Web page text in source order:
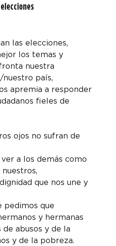
las elecciones,
los temas y
nuestra
país,
apremia a responder
fieles de
ojos no sufran de
a los demás como
que nos une y
pedimos que
y hermanas
abusos y de la
y de la pobreza.